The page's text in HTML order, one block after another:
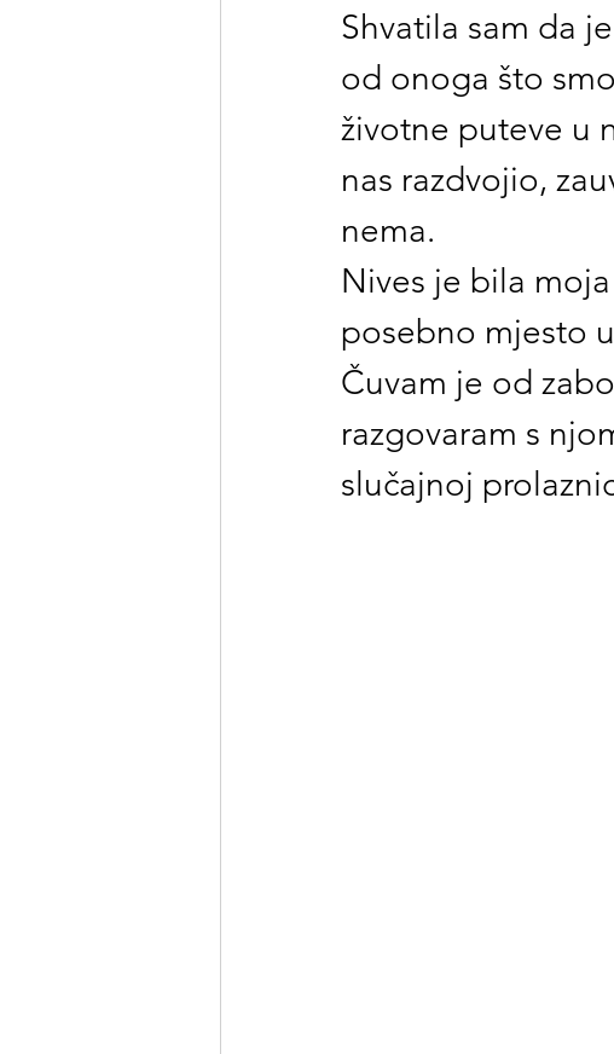
Shvatila sam da
od onoga što
životne puteve u
nas razdvojio,
nema.
Nives je bila
posebno mjesto
Čuvam je od
razgovaram s
slučajnoj